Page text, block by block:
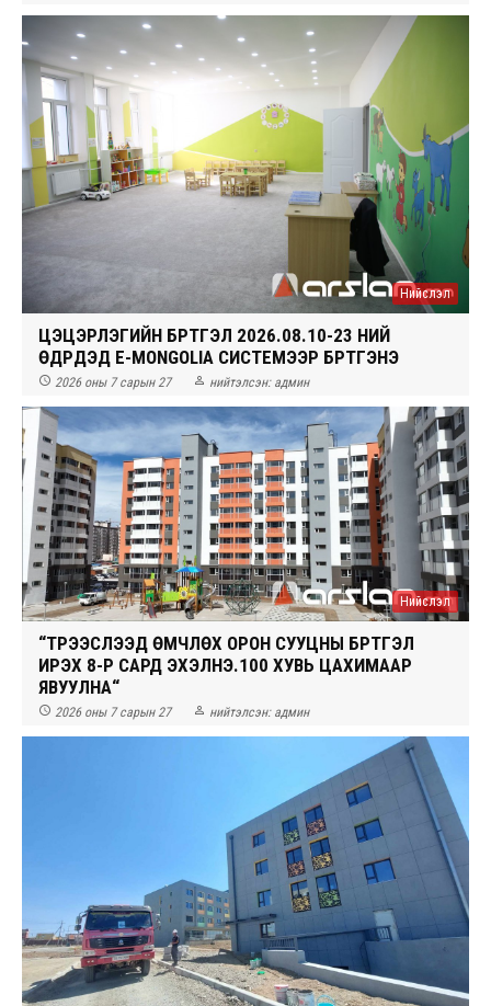
Нийслэл
ЦЭЦЭРЛЭГИЙН БҮРТГЭЛ 2026.08.10-23 НИЙ
ӨДРҮҮДЭД E-MONGOLIA СИСТЕМЭЭР БҮРТГЭНЭ
 2026 оны 7 сарын 27  нийтэлсэн: админ
Нийслэл
“ТҮРЭЭСЛЭЭД ӨМЧЛӨХ ОРОН СУУЦНЫ БҮРТГЭЛ
ИРЭХ 8-Р САРД ЭХЭЛНЭ.100 ХУВЬ ЦАХИМААР
ЯВУУЛНА“
 2026 оны 7 сарын 27  нийтэлсэн: админ